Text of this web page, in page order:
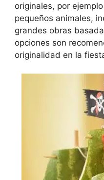
originales, por
pequeños animales,
grandes obras
opciones son
originalidad en la